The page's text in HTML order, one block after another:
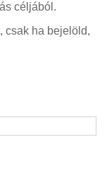
céljából.
csak ha bejelöld,